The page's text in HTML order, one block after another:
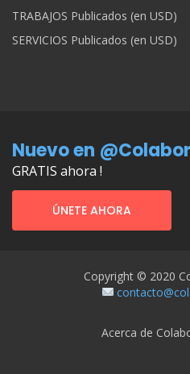
TRABAJOS Publicados (en USD)
SERVICIOS Publicados (en USD)
Nuevo en
GRATIS ahora !
ÚNETE AHORA
Copyright © 2020
Acerca de